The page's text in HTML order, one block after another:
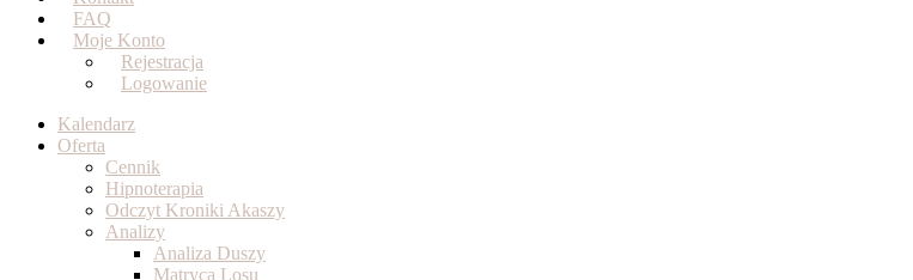
FAQ
Moje Konto
Rejestracja
Logowanie
Kalendarz
Oferta
Cennik
Hipnoterapia
Odczyt Kroniki Akaszy
Analizy
Analiza Duszy
Matryca Losu